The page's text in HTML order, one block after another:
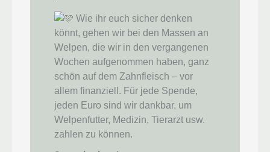
Wie ihr euch sicher denken
könnt, gehen wir bei den Massen an
Welpen, die wir in den vergangenen
Wochen aufgenommen haben, ganz
schön auf dem Zahnfleisch – vor
allem finanziell. Für jede Spende,
jeden Euro sind wir dankbar, um
Welpenfutter, Medizin, Tierarzt usw.
zahlen zu können.